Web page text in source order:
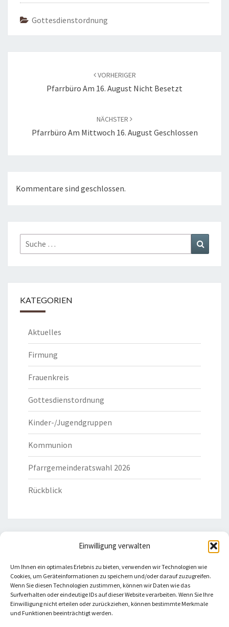
Einwilligung verwalten
Um Ihnen ein optimales Erlebnis zu bieten, verwenden wir Technologien wie
Cookies, um Geräteinformationen zu speichern und/oder darauf zuzugreifen.
Wenn Sie diesen Technologien zustimmen, können wir Daten wie das
Surfverhalten oder eindeutige IDs auf dieser Website verarbeiten. Wenn Sie Ihre
Einwilligung nicht erteilen oder zurückziehen, können bestimmte Merkmale
und Funktionen beeinträchtigt werden.
Gottesdienstordnung
VORHERIGER
Pfarrbüro Am 16. August Nicht Besetzt
NÄCHSTER
Pfarrbüro Am Mittwoch 16. August Geschlossen
Kommentare sind geschlossen.
Suche
nach:
KATEGORIEN
Aktuelles
Firmung
Frauenkreis
Gottesdienstordnung
Kinder-/Jugendgruppen
Kommunion
Pfarrgemeinderatswahl 2026
Rückblick
Bistum Eichstätt
Caritas Verband